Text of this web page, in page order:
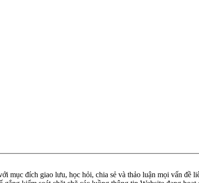
đích giao lưu, học hỏi, chia sẻ và thảo luận mọi vấn đề